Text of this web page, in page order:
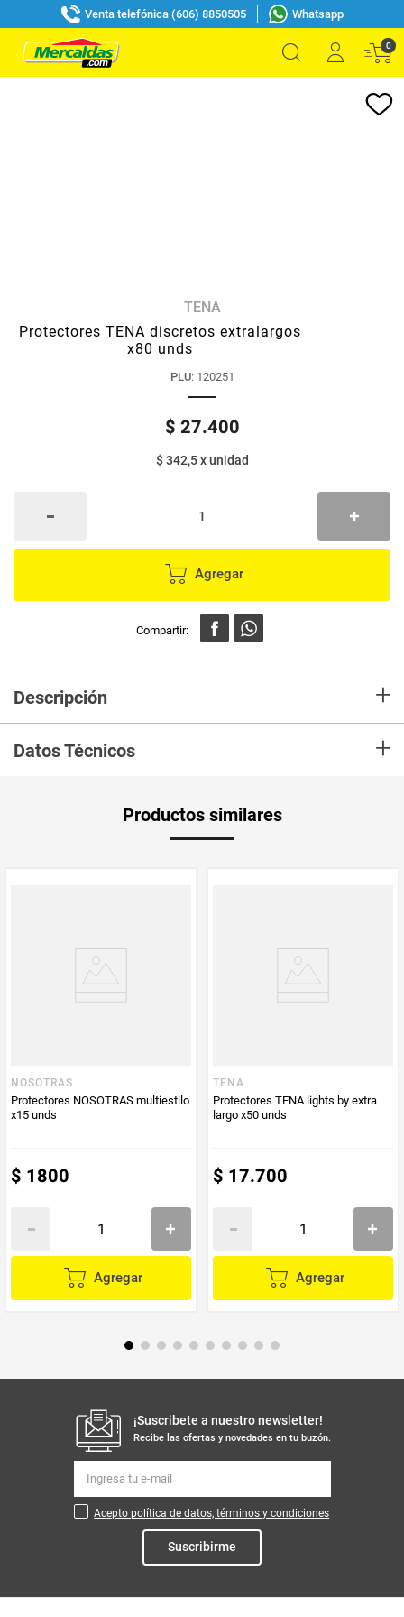
Venta telefónica (606) 8850505 Whatsapp
0
TENA
Protectores TENA discretos extralargos
x80 unds
PLU: 120251
$ 27.400
$ 342,5xunidad
Agregar
Descripción +
piel,Absorben más que tu protector convencional.Dermatológicamente
Datos Técnicos +
Producto (kg)
Productos similares
NOSOTRAS
Protectores NOSOTRAS multiestilo
x15 unds
$ 1800
Agregar
TENA
Protectores TENA lights by extra
largo x50 unds
$ 17.700
Agregar
¡Suscribete a nuestro newsletter!
Recibe las ofertas y novedades en tu buzón.
Acepto política de datos, términos y condiciones
Suscribirme